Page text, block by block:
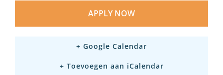
APPLY NOW
+ Google Calendar
+ Toevoegen aan iCalendar